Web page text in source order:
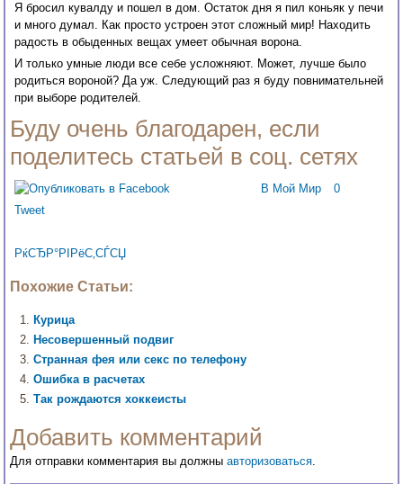
Я бросил кувалду и пошел в дом. Остаток дня я пил коньяк у печи
и много думал. Как просто устроен этот сложный мир! Находить
радость в обыденных вещах умеет обычная ворона.
И только умные люди все себе усложняют. Может, лучше было
родиться вороной? Да уж. Следующий раз я буду повнимательней
при выборе родителей.
Буду очень благодарен, если
поделитесь статьей в соц. сетях
В Мой Мир
0
Tweet
РќСЂР°РІРёС‚СЃСЏ
Похожие Статьи:
Курица
Несовершенный подвиг
Странная фея или секс по телефону
Ошибка в расчетах
Так рождаются хоккеисты
Добавить комментарий
Для отправки комментария вы должныавторизоваться.